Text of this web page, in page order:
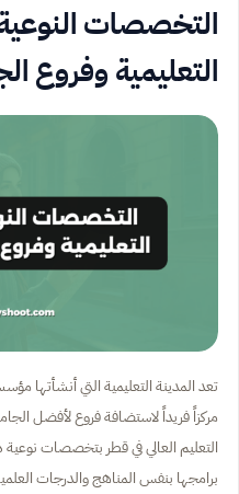
التخصصات
التعليمية وفروع
تعد المدينة التعليمية التي أنشأتها
مركزاً فريداً لاستضافة فروع لأفضل
التعليم العالي في قطر بتخصصات
برامجها بنفس المناهج والدرجات